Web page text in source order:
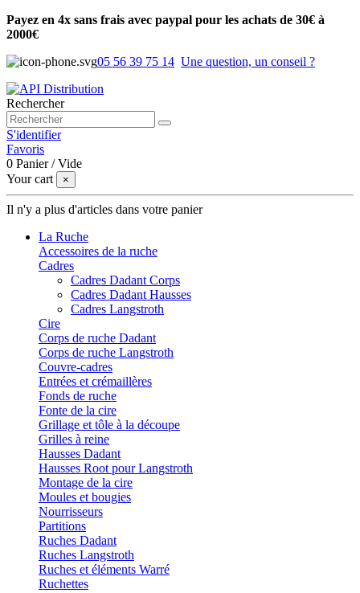
Payez en 4x sans frais avec paypal pour les achats de 30€ à
2000€
05 56 39 75 14 Une question, un conseil ?
Rechercher
S'identifier
Favoris
0 Panier /Vide
Your cart
×
Il n'y a plus d'articles dans votre panier
La Ruche
Accessoires de la ruche
Cadres
Cadres Dadant Corps
Cadres Dadant Hausses
Cadres Langstroth
Cire
Corps de ruche Dadant
Corps de ruche Langstroth
Couvre-cadres
Entrées et crémaillères
Fonds de ruche
Fonte de la cire
Grillage et tôle à la découpe
Grilles à reine
Hausses Dadant
Hausses Root pour Langstroth
Montage de la cire
Moules et bougies
Nourrisseurs
Partitions
Ruches Dadant
Ruches Langstroth
Ruches et éléments Warré
Ruchettes